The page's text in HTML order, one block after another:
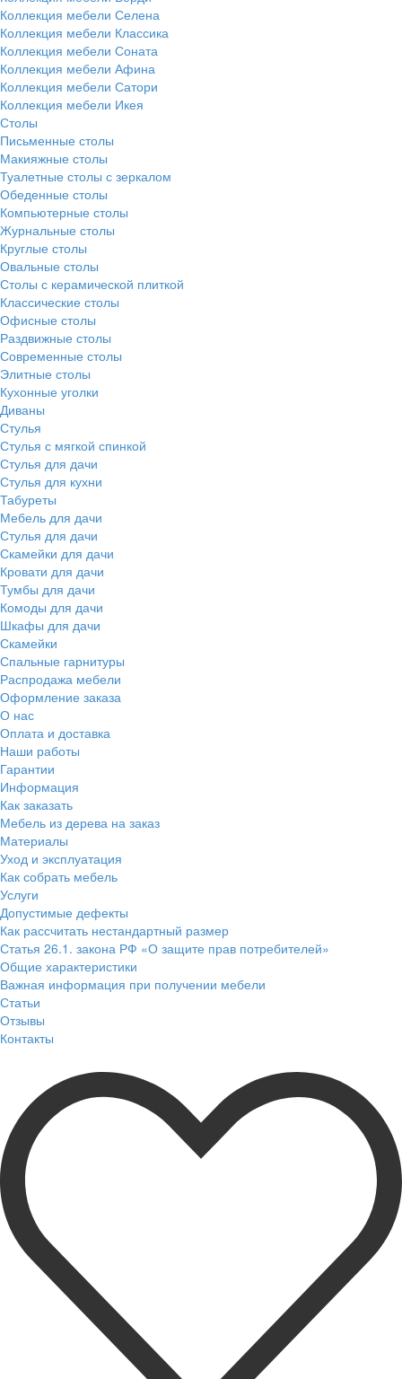
Коллекция мебели Селена
Коллекция мебели Классика
Коллекция мебели Соната
Коллекция мебели Афина
Коллекция мебели Сатори
Коллекция мебели Икея
Столы
Письменные столы
Макияжные столы
Туалетные столы с зеркалом
Обеденные столы
Компьютерные столы
Журнальные столы
Круглые столы
Овальные столы
Столы с керамической плиткой
Классические столы
Офисные столы
Раздвижные столы
Современные столы
Элитные столы
Кухонные уголки
Диваны
Стулья
Стулья с мягкой спинкой
Стулья для дачи
Стулья для кухни
Табуреты
Мебель для дачи
Стулья для дачи
Скамейки для дачи
Кровати для дачи
Тумбы для дачи
Комоды для дачи
Шкафы для дачи
Скамейки
Спальные гарнитуры
Распродажа мебели
Оформление заказа
О нас
Оплата и доставка
Наши работы
Гарантии
Информация
Как заказать
Мебель из дерева на заказ
Материалы
Уход и эксплуатация
Как собрать мебель
Услуги
Допустимые дефекты
Как рассчитать нестандартный размер
Статья 26.1. закона РФ «О защите прав потребителей»
Общие характеристики
Важная информация при получении мебели
Статьи
Отзывы
Контакты